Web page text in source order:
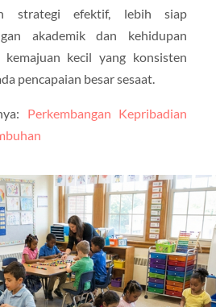
strategi efektif, lebih siap
akademik dan kehidupan
kemajuan kecil yang konsisten
pencapaian besar sesaat.
Perkembangan Kepribadian